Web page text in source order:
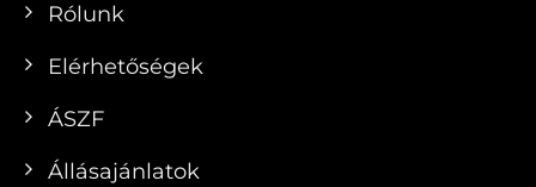
Rólunk
Elérhetőségek
ÁSZF
Állásajánlatok